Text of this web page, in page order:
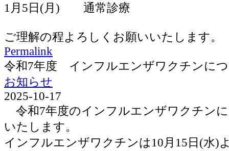
1月5日(月) 通常診療
ご理解の程よろしくお願いいたします。
Permalink
令和7年度 インフルエンザワクチンに
お知らせ
2025-10-17
令和7年度のインフルエンザワクチン
いたします。
インフルエンザワクチンは10月15日(水)